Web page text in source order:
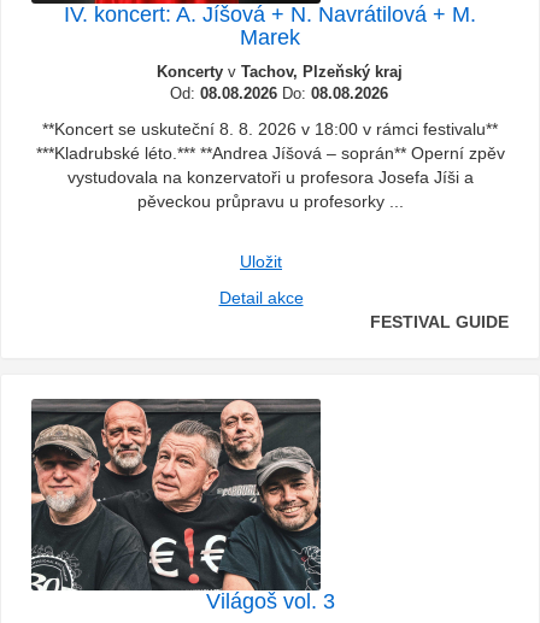
IV. koncert: A. Jíšová + N. Navrátilová + M.
Marek
Koncertyv Tachov, Plzeňský kraj
Od: 08.08.2026 Do: 08.08.2026
**Koncert se uskuteční 8. 8. 2026 v 18:00 v rámci festivalu**
***Kladrubské léto.*** **Andrea Jíšová – soprán** Operní zpěv
vystudovala na konzervatoři u profesora Josefa Jíši a
pěveckou průpravu u profesorky ...
Uložit
Detail akce
FESTIVAL GUIDE
Világoš vol. 3